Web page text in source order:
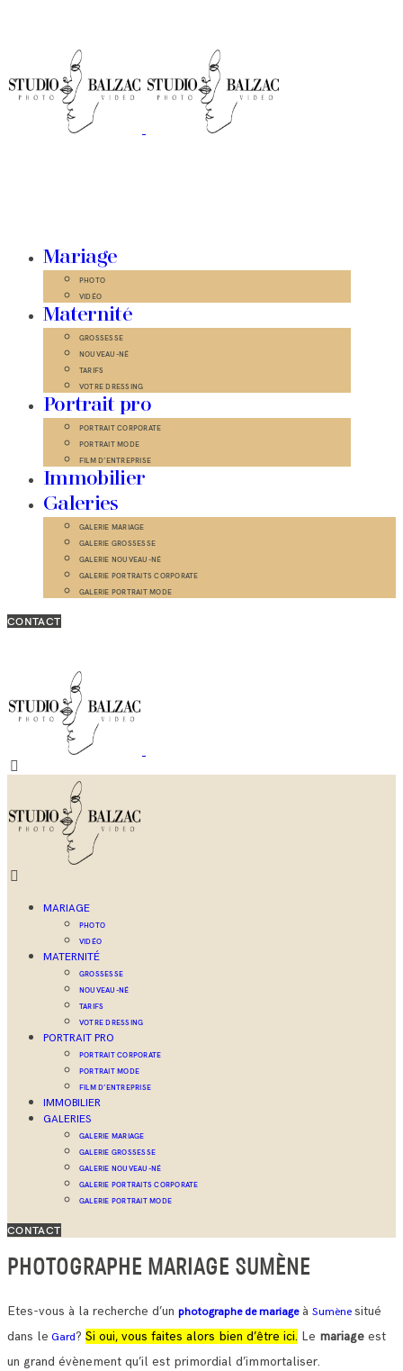
Mariage
PHOTO
VIDÉO
Maternité
GROSSESSE
NOUVEAU-NÉ
TARIFS
VOTRE DRESSING
Portrait pro
PORTRAIT CORPORATE
PORTRAIT MODE
FILM D’ENTREPRISE
Immobilier
Galeries
GALERIE MARIAGE
GALERIE GROSSESSE
GALERIE NOUVEAU-NÉ
GALERIE PORTRAITS CORPORATE
GALERIE PORTRAIT MODE
CONTACT
MARIAGE
PHOTO
VIDÉO
MATERNITÉ
GROSSESSE
NOUVEAU-NÉ
TARIFS
VOTRE DRESSING
PORTRAIT PRO
PORTRAIT CORPORATE
PORTRAIT MODE
FILM D’ENTREPRISE
IMMOBILIER
GALERIES
GALERIE MARIAGE
GALERIE GROSSESSE
GALERIE NOUVEAU-NÉ
GALERIE PORTRAITS CORPORATE
GALERIE PORTRAIT MODE
CONTACT
PHOTOGRAPHE MARIAGE SUMÈNE
Etes-vous à la recherche d’un photographe de mariageà Sumène situé
dans le Gard? Si oui, vous faites alors bien d’être ici. Le mariage est
un grand évènement qu’il est primordial d’immortaliser.